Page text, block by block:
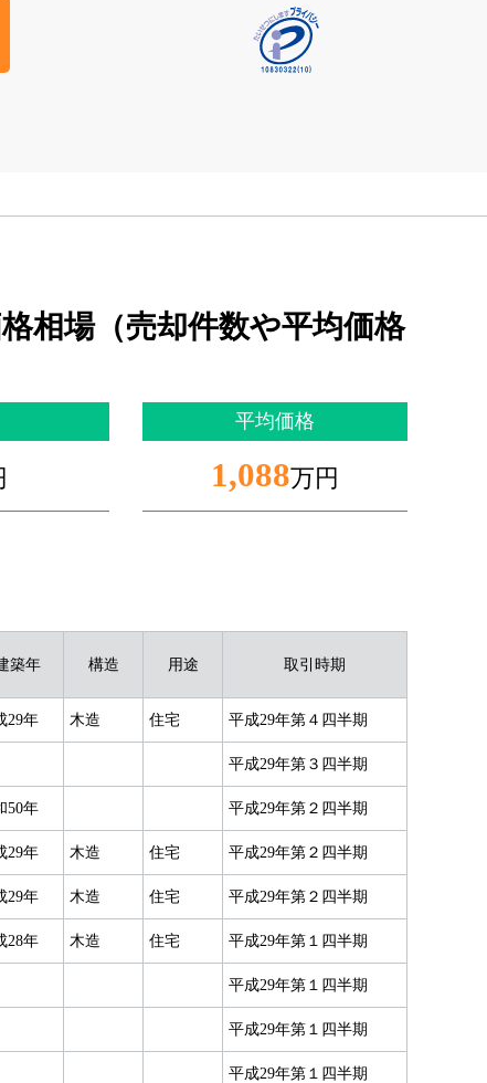
相場（売却件数や平均価格
平均価格
1,088万円
築年 構造 用途
取引時期
29年 木造 住宅 平成29年第４四半期
平成29年第３四半期
50年 平成29年第２四半期
29年 木造 住宅 平成29年第２四半期
29年 木造 住宅 平成29年第２四半期
28年 木造 住宅 平成29年第１四半期
平成29年第１四半期
平成29年第１四半期
平成29年第１四半期